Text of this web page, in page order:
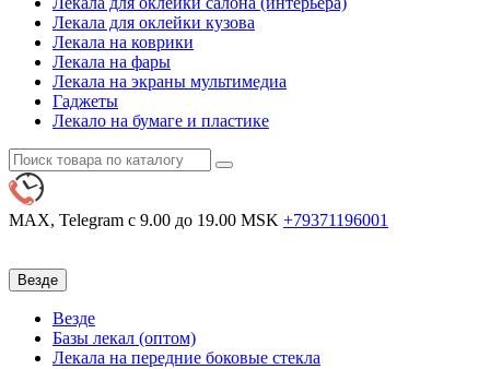
Лекала для оклейки кузова
Лекала на коврики
Лекала на фары
Лекала на экраны мультимедиа
Гаджеты
Лекало на бумаге и пластике
MAX, Telegram с 9.00 до 19.00 MSK +79371196001
Везде
Везде
Базы лекал (оптом)
Лекала на передние боковые стекла